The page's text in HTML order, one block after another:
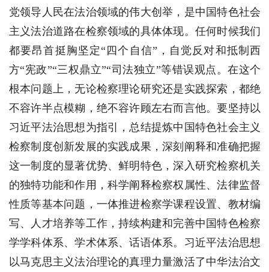
党领导人民在法治领域的伟大创举，是中国特色社会
主义法治道路在检察领域的具体体现。任何时候我们
都要昂首挺胸坚定“四个自信”，自觉反对和抵制西
方“宪政”“三权鼎立”“司法独立”等错误观点。在这个
根本问题上，无论检察理论研究还是实践探索，都绝
不容许半点模糊，绝不容许顾左右而言他。要坚持以
习近平法治思想为指引，总结提炼中国特色社会主义
检察制度创新发展的实践成果，深刻阐释和准确把握
这一制度的显著优势、鲜明特色，深入研究检察机关
的独特功能和作用，科学阐释检察权属性、法律监督
性质等基本问题，一体推进检察学课程设置、教材编
写、人才培养等工作，持续构建和完善中国特色检察
学学科体系、学术体系、话语体系。习近平法治思想
以马克思主义法治理论的真理力量激活了中华法治文